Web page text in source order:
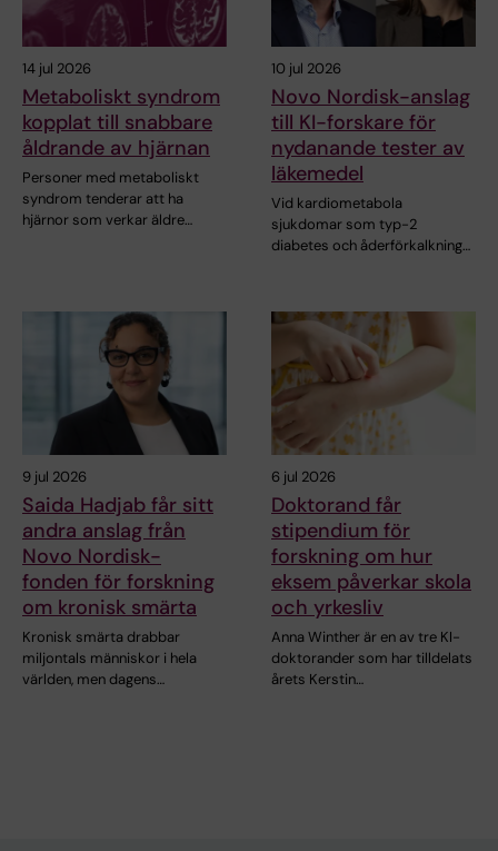
14 jul 2026
Metaboliskt syndrom
kopplat till snabbare
åldrande av hjärnan
Personer med metaboliskt
syndrom tenderar att ha
hjärnor som verkar äldre…
10 jul 2026
Novo Nordisk-anslag
till KI-forskare för
nydanande tester av
läkemedel
Vid kardiometabola
sjukdomar som typ-2
diabetes och åderförkalkning…
9 jul 2026
Saida Hadjab får sitt
andra anslag från
Novo Nordisk-
fonden för forskning
om kronisk smärta
Kronisk smärta drabbar
miljontals människor i hela
världen, men dagens…
6 jul 2026
Doktorand får
stipendium för
forskning om hur
eksem påverkar skola
och yrkesliv
Anna Winther är en av tre KI-
doktorander som har tilldelats
årets Kerstin…